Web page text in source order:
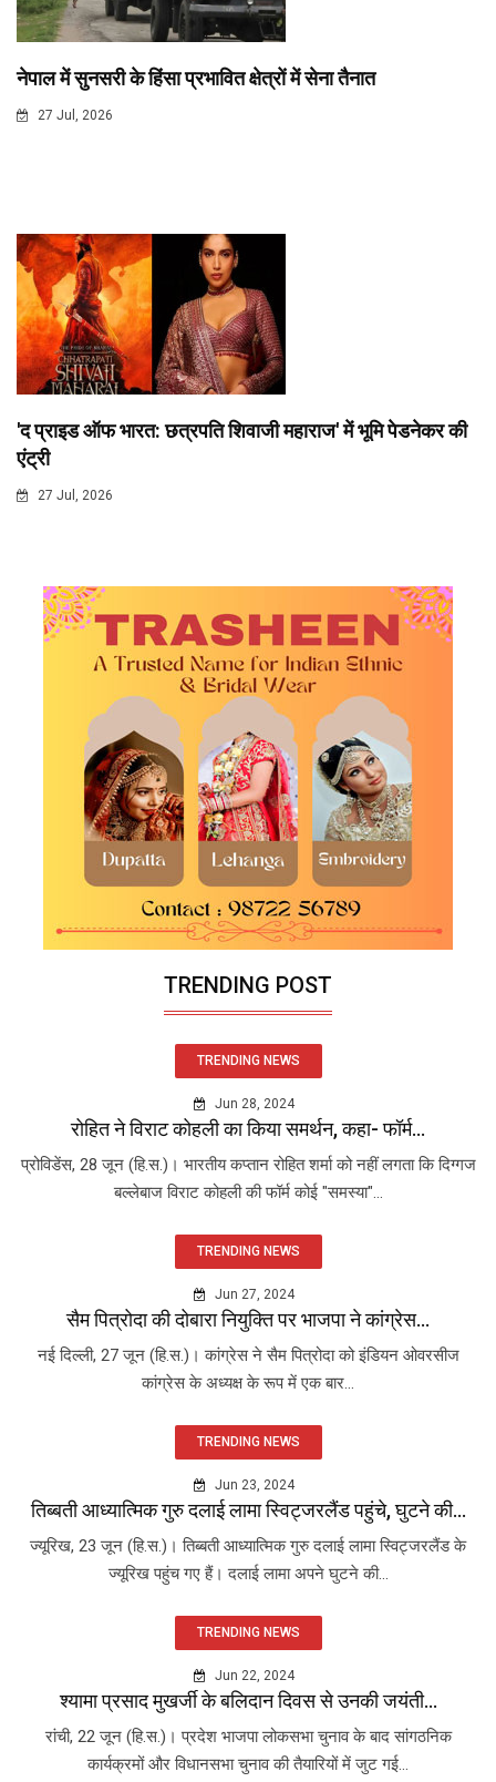
नेपाल में सुनसरी के हिंसा प्रभावित क्षेत्रों में सेना तैनात
27 Jul, 2026
'द प्राइड ऑफ भारत: छत्रपति शिवाजी महाराज' में भूमि पेडनेकर की
एंट्री
27 Jul, 2026
TRENDING POST
TRENDING NEWS
Jun 28, 2024
रोहित ने विराट कोहली का किया समर्थन, कहा- फॉर्म...
प्रोविडेंस, 28 जून (हि.स.)। भारतीय कप्तान रोहित शर्मा को नहीं लगता कि दिग्गज
बल्लेबाज विराट कोहली की फॉर्म कोई "समस्या"...
TRENDING NEWS
Jun 27, 2024
सैम पित्रोदा की दोबारा नियुक्ति पर भाजपा ने कांग्रेस...
नई दिल्ली, 27 जून (हि.स.)। कांग्रेस ने सैम पित्रोदा को इंडियन ओवरसीज
कांग्रेस के अध्यक्ष के रूप में एक बार...
TRENDING NEWS
Jun 23, 2024
तिब्बती आध्यात्मिक गुरु दलाई लामा स्विट्जरलैंड पहुंचे, घुटने की...
ज्यूरिख, 23 जून (हि.स.)। तिब्बती आध्यात्मिक गुरु दलाई लामा स्विट्जरलैंड के
ज्यूरिख पहुंच गए हैं। दलाई लामा अपने घुटने की...
TRENDING NEWS
Jun 22, 2024
श्यामा प्रसाद मुखर्जी के बलिदान दिवस से उनकी जयंती...
रांची, 22 जून (हि.स.)। प्रदेश भाजपा लोकसभा चुनाव के बाद सांगठनिक
कार्यक्रमों और विधानसभा चुनाव की तैयारियों में जुट गई...